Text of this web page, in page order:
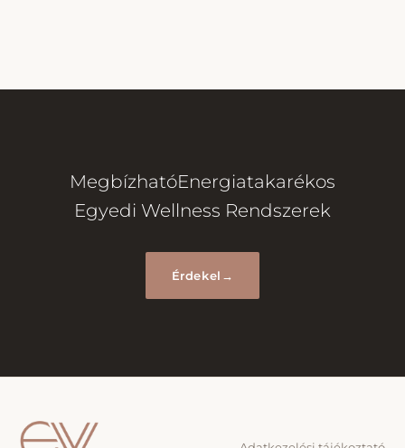
MegbízhatóEnergiatakarékos
Egyedi Wellness Rendszerek
Érdekel →